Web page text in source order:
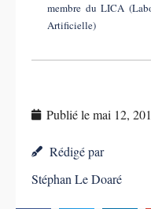
membre du LICA
Artificielle)
Publié lemai 12,
Rédigé par
Stéphan Le Doaré